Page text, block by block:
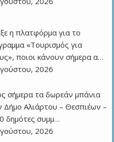
η πλατφόρμα για το
«Τουρισμός για
ποιοι κάνουν σήμερα α…
2026
σήμερα τα δωρεάν μπάνια
Δήμο Αλιάρτου – Θεσπιέων –
δημότες συμμ…
2026